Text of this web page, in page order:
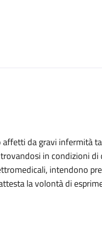
da gravi infermità
in condizioni di
intendono
la volontà di